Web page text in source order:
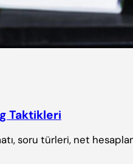
Taktikleri
soru türleri, net